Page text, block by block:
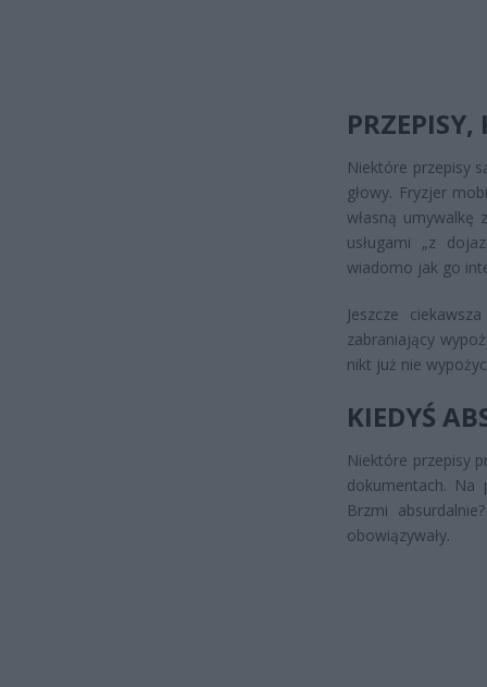
Niektóre przepisy
głowy. Fryzjer
własną
usługami „z
wiadomo jak go
Jeszcze
zabraniający
nikt już nie
KIEDYŚ
Niektóre przepisy
dokumentach. Na
Brzmi
obowiązywały.